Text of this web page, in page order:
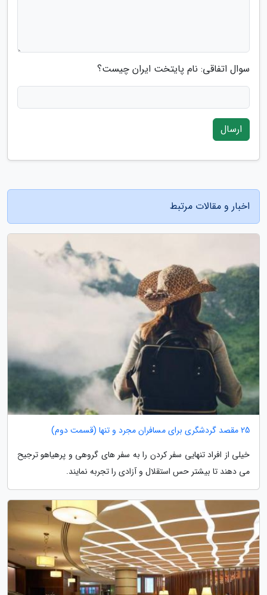
سوال اتفاقی: نام پایتخت ایران چیست؟
ارسال
اخبار و مقالات مرتبط
25 مقصد گردشگری برای مسافران مجرد و تنها (قسمت دوم)
خیلی از افراد تنهایی سفر کردن را به سفر های گروهی و پرهیاهو ترجیح
می دهند تا بیشتر حس استقلال و آزادی را تجربه نمایند.